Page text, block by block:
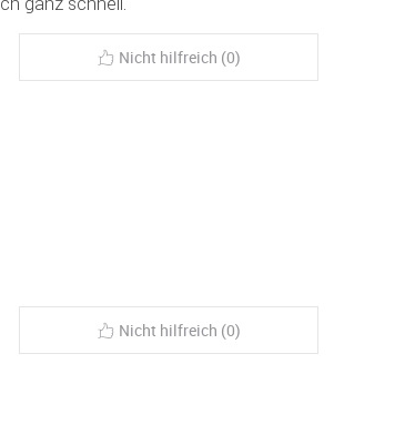
Nicht hilfreich (0)
Nicht hilfreich (0)